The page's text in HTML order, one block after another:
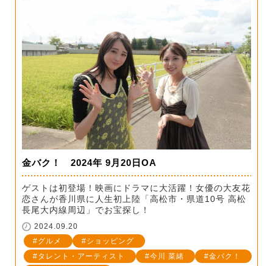
金バク！ 2024年 9月20日OA
ゲストは初登場！映画にドラマに大活躍！女優の大友花
恋さんが香川県に人生初上陸「高松市・県道10号 高松
長尾大内線周辺」でお宝探し！
2024.09.20
グルメ
ショッピング
タレント・アーティスト
今川 菜緒
金バク！